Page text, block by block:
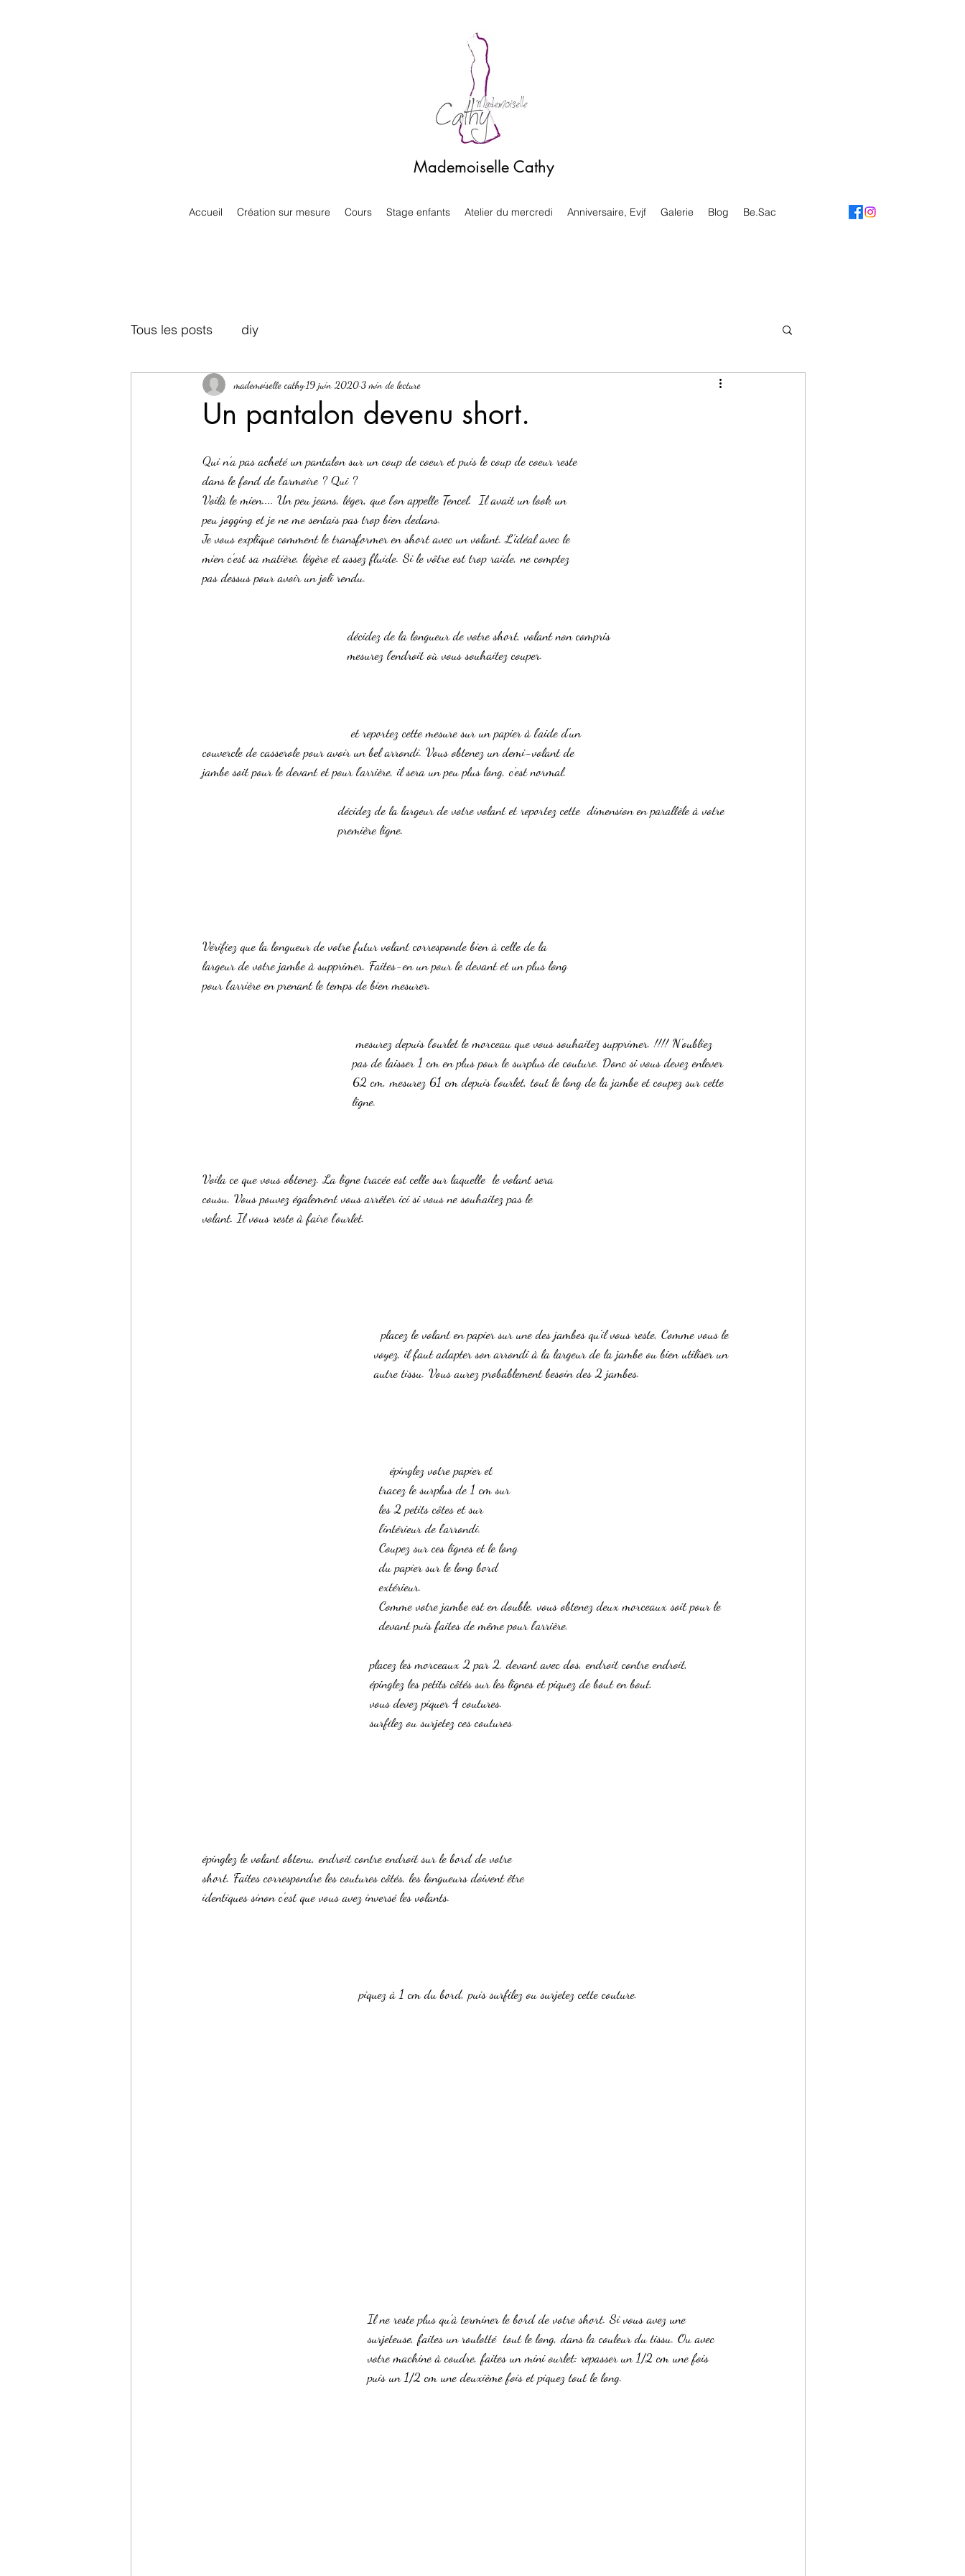
Mademoiselle Cathy
Accueil Création sur mesure Cours Stage enfants Atelier du mercredi Anniversaire, Evjf Galerie Blog Be.Sac
Tous les posts diy
Un pantalon devenu short.
mademoiselle cathy 19 juin 20203 min de lecture
Qui n'a pas acheté un pantalon sur un coup de coeur et puis le coup de coeur reste
dans le fond de l'armoire ? Qui ?
Voilà le mien.... Un peu jeans, léger, que l'on appelle Tencel.  Il avait un look un
peu jogging et je ne me sentais pas trop bien dedans.
Je vous explique comment le transformer en short avec un volant. L'idéal avec le
mien c'est sa matière, légère et assez fluide. Si le vôtre est trop raide, ne comptez
pas dessus pour avoir un joli rendu.
décidez de la longueur de votre short, volant non compris
mesurez l'endroit où vous souhaitez couper.
et reportez cette mesure sur un papier à l'aide d'un
couvercle de casserole pour avoir un bel arrondi. Vous obtenez un demi-volant de
jambe soit pour le devant et pour l'arrière, il sera un peu plus long, c'est normal.
décidez de la largeur de votre volant et reportez cette  dimension en parallèle à votre
première ligne.
Vérifiez que la longueur de votre futur volant corresponde bien à celle de la
largeur de votre jambe à supprimer. Faites-en un pour le devant et un plus long
pour l'arrière en prenant le temps de bien mesurer.
mesurez depuis l'ourlet le morceau que vous souhaitez supprimer. !!!! N'oubliez
pas de laisser 1 cm en plus pour le surplus de couture. Donc si vous devez enlever
62 cm, mesurez 61 cm depuis l'ourlet, tout le long de la jambe et coupez sur cette
ligne.
Voila ce que vous obtenez. La ligne tracée est celle sur laquelle  le volant sera
cousu. Vous pouvez également vous arrêter ici si vous ne souhaitez pas le
volant. Il vous reste à faire l'ourlet.
  placez le volant en papier sur une des jambes qu'il vous reste, Comme vous le
voyez, il faut adapter son arrondi à la largeur de la jambe ou bien utiliser un
autre tissu. Vous aurez probablement besoin des 2 jambes.
   épinglez votre papier et
tracez le surplus de 1 cm sur
les 2 petits côtes et sur
l'intérieur de l'arrondi.
Coupez sur ces lignes et le long
du papier sur le long bord
extérieur.
Comme votre jambe est en double, vous obtenez deux morceaux soit pour le
devant puis faites de même pour l'arrière.
placez les morceaux 2 par 2, devant avec dos, endroit contre endroit,
épinglez les petits côtés sur les lignes et piquez de bout en bout.
vous devez piquer 4 coutures.
surfilez ou surjetez ces coutures
épinglez le volant obtenu, endroit contre endroit sur le bord de votre
short. Faites correspondre les coutures côtés, les longueurs doivent être
identiques sinon c'est que vous avez inversé les volants.
piquez à 1 cm du bord, puis surfilez ou surjetez cette couture.
Il ne reste plus qu'à terminer le bord de votre short. Si vous avez une
surjeteuse, faites un roulotté  tout le long, dans la couleur du tissu. Ou avec
votre machine à coudre, faites un mini ourlet: repasser un 1/2 cm une fois
puis un 1/2 cm une deuxième fois et piquez tout le long.